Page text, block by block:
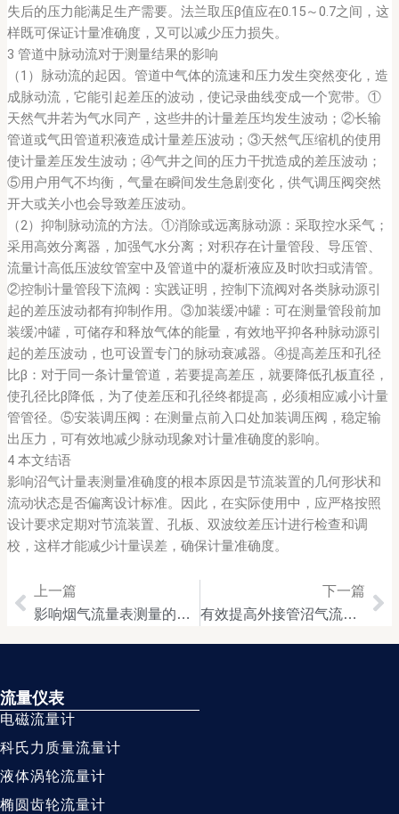
失后的压力能满足生产需要。法兰取压β值应在0.15～0.7之间，这
样既可保证计量准确度，又可以减少压力损失。
3 管道中脉动流对于测量结果的影响
（1）脉动流的起因。管道中气体的流速和压力发生突然变化，造
成脉动流，它能引起差压的波动，使记录曲线变成一个宽带。①
天然气井若为气水同产，这些井的计量差压均发生波动；②长输
管道或气田管道积液造成计量差压波动；③天然气压缩机的使用
使计量差压发生波动；④气井之间的压力干扰造成的差压波动；
⑤用户用气不均衡，气量在瞬间发生急剧变化，供气调压阀突然
开大或关小也会导致差压波动。
（2）抑制脉动流的方法。①消除或远离脉动源：采取控水采气；
采用高效分离器，加强气水分离；对积存在计量管段、导压管、
流量计高低压波纹管室中及管道中的凝析液应及时吹扫或清管。
②控制计量管段下流阀：实践证明，控制下流阀对各类脉动源引
起的差压波动都有抑制作用。③加装缓冲罐：可在测量管段前加
装缓冲罐，可储存和释放气体的能量，有效地平抑各种脉动源引
起的差压波动，也可设置专门的脉动衰减器。④提高差压和孔径
比β：对于同一条计量管道，若要提高差压，就要降低孔板直径，
使孔径比β降低，为了使差压和孔径终都提高，必须相应减小计量
管管径。⑤安装调压阀：在测量点前入口处加装调压阀，稳定输
出压力，可有效地减少脉动现象对计量准确度的影响。
4 本文结语
影响沼气计量表测量准确度的根本原因是节流装置的几何形状和
流动状态是否偏离设计标准。因此，在实际使用中，应严格按照
设计要求定期对节流装置、孔板、双波纹差压计进行检查和调
校，这样才能减少计量误差，确保计量准确度。
Prev
上一篇
影响烟气流量表测量的因素及解决此类问题的途径
下一篇
有效提高外接管沼气流量表计量准确度几个途径
流量仪表
电磁流量计
科氏力质量流量计
液体涡轮流量计
椭圆齿轮流量计